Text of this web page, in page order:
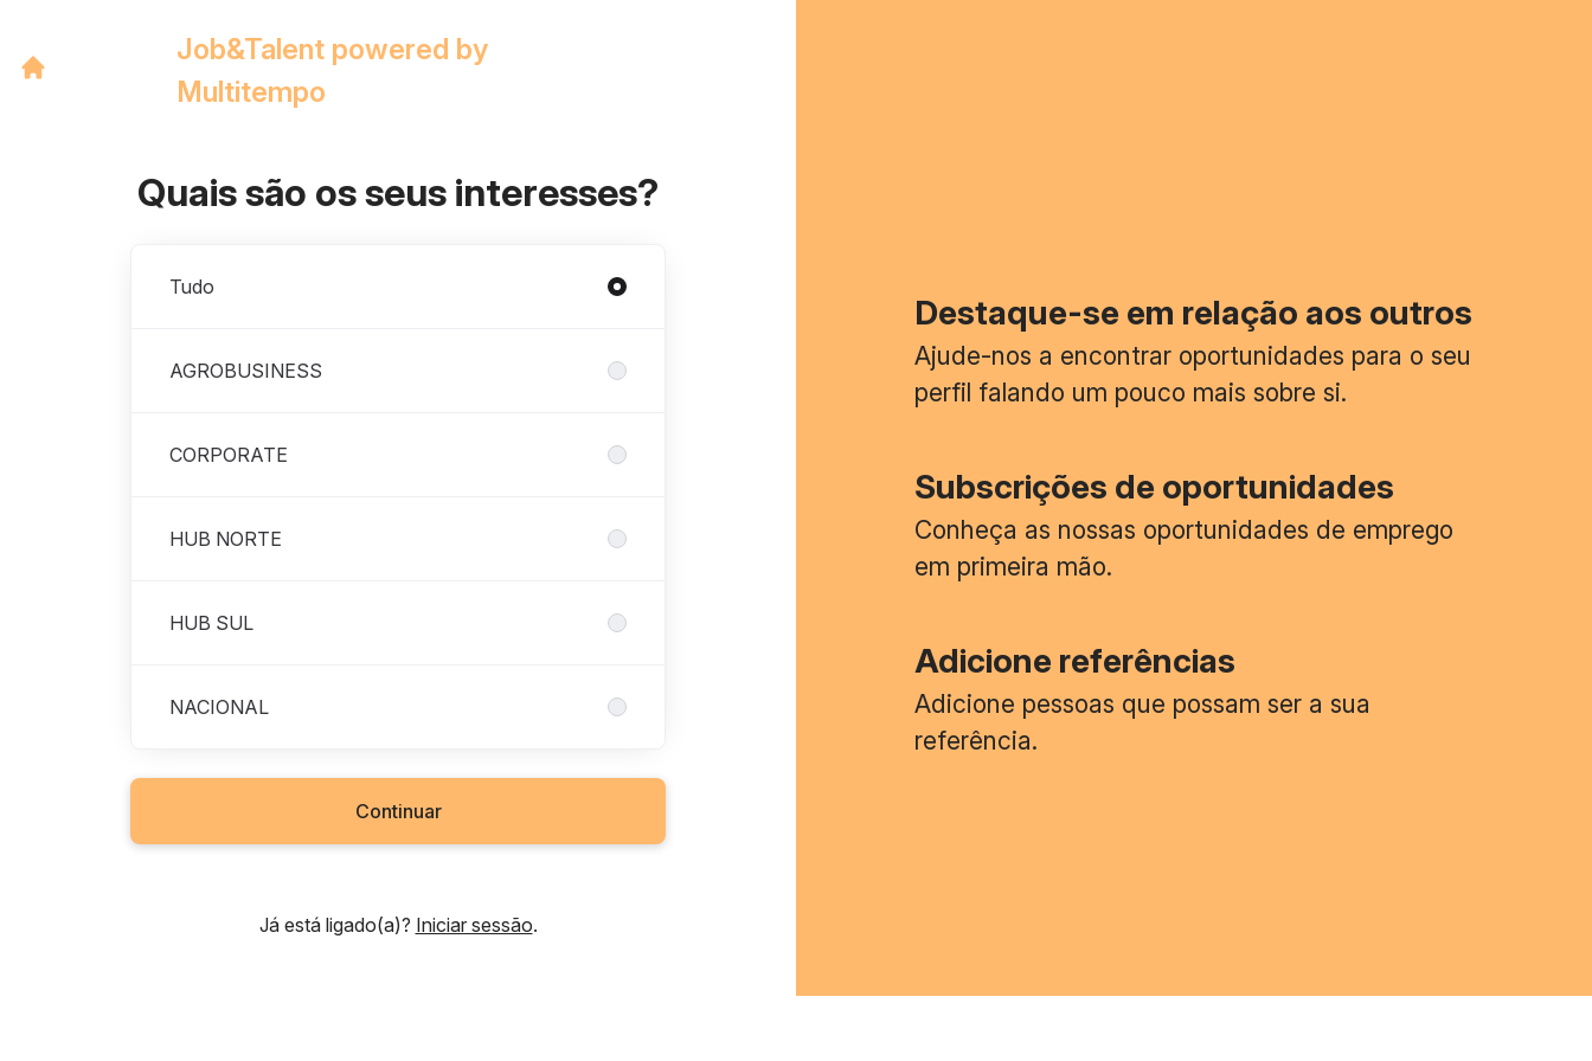
Job&Talent powered by
Multitempo
Quais são os seus interesses?
Tudo
AGROBUSINESS
CORPORATE
HUB NORTE
HUB SUL
NACIONAL
Continuar
Já está ligado(a)? Iniciar sessão.
Destaque-se em relação aos outros
Ajude-nos a encontrar oportunidades para o seu
perfil falando um pouco mais sobre si.
Subscrições de oportunidades
Conheça as nossas oportunidades de emprego
em primeira mão.
Adicione referências
Adicione pessoas que possam ser a sua
referência.